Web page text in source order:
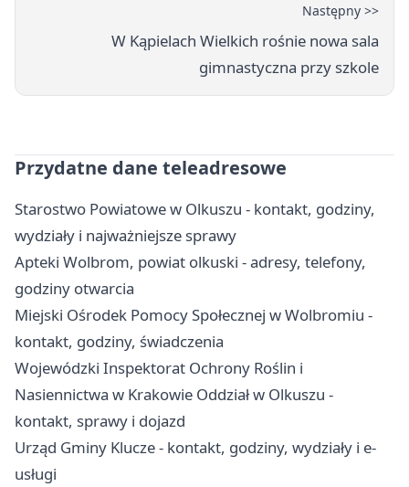
Następny >>
W Kąpielach Wielkich rośnie nowa sala
gimnastyczna przy szkole
Przydatne dane teleadresowe
Starostwo Powiatowe w Olkuszu - kontakt, godziny,
wydziały i najważniejsze sprawy
Apteki Wolbrom, powiat olkuski - adresy, telefony,
godziny otwarcia
Miejski Ośrodek Pomocy Społecznej w Wolbromiu -
kontakt, godziny, świadczenia
Wojewódzki Inspektorat Ochrony Roślin i
Nasiennictwa w Krakowie Oddział w Olkuszu -
kontakt, sprawy i dojazd
Urząd Gminy Klucze - kontakt, godziny, wydziały i e-
usługi